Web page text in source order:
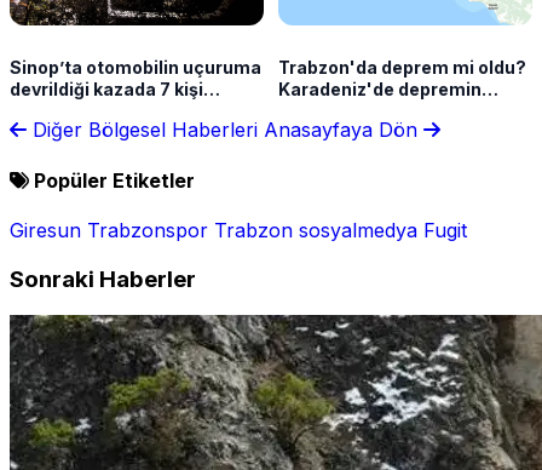
Sinop’ta otomobilin uçuruma
devrildiği kazada 7 kişi
Trabzon'da deprem mi oldu?
Karadeniz'de depremin
Diğer Bölgesel Haberleri Anasayfaya Dön
Popüler Etiketler
Giresun Trabzonspor Trabzon sosyalmedya Fugit
Sonraki Haberler